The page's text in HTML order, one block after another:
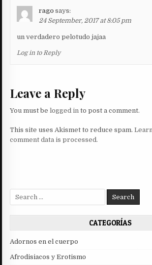
rago says:
24 September, 2017 at 8:05 pm
un verdadero pelotudo jajaa
Log in to Reply
Leave a Reply
You must belogged in to post a comment.
This site uses Akismet to reduce spam.
comment data is processed.
Search
for:
CATEGORÍAS
Adornos en el cuerpo
Afrodisiacos y Erotismo